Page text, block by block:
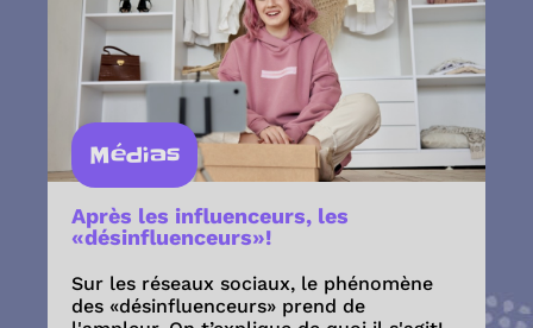
Médias
Après les influenceurs, les
«désinfluenceurs»!
Sur les réseaux sociaux, le phénomène
des «désinfluenceurs» prend de